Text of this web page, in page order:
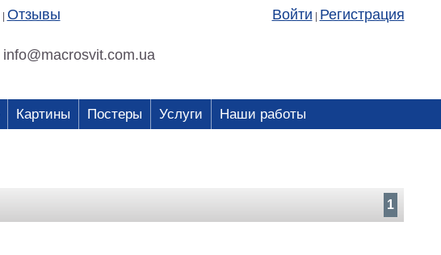
Отзывы Войти Регистрация
info@macrosvit.com.ua
Картины Постеры Услуги Наши работы
1